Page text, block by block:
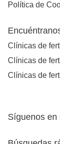
Política de
Clínicas de
Clínicas de
Clínicas de
Síguenos en